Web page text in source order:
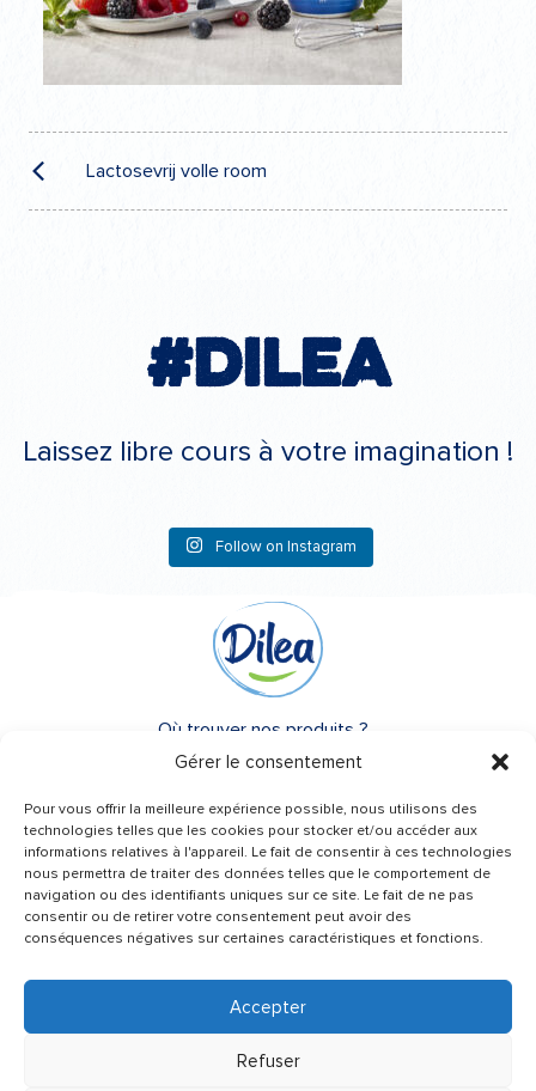
Gérer le consentement
Pour vous offrir la meilleure expérience possible, nous utilisons des
technologies telles que les cookies pour stocker et/ou accéder aux
informations relatives à l'appareil. Le fait de consentir à ces technologies
nous permettra de traiter des données telles que le comportement de
navigation ou des identifiants uniques sur ce site. Le fait de ne pas
consentir ou de retirer votre consentement peut avoir des
conséquences négatives sur certaines caractéristiques et fonctions.
Accepter
Refuser
Navigation
de
l’article
Lactosevrij volle room
#Dilea
Laissez libre cours à votre imagination !
Follow on Instagram
Besoin d’un conseil ?
Une question ?
Où trouver nos produits ?
FAQ